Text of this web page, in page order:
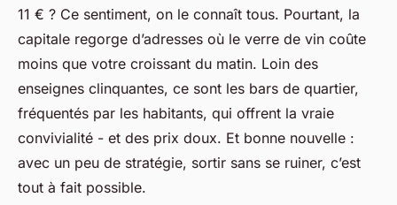
11 € ? Ce sentiment, on le connaît tous. Pourtant, la
capitale regorge d’adresses où le verre de vin coûte
moins que votre croissant du matin. Loin des
enseignes clinquantes, ce sont les bars de quartier,
fréquentés par les habitants, qui offrent la vraie
convivialité - et des prix doux. Et bonne nouvelle :
avec un peu de stratégie, sortir sans se ruiner, c’est
tout à fait possible.